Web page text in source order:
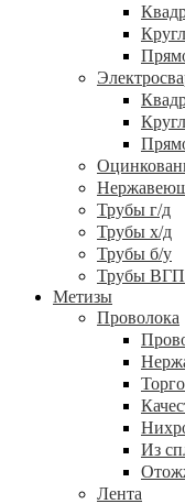
Трубы г/д
Трубы х/д
Трубы б/у
Трубы ВГП
Метизы
Проволока
Из
Лента